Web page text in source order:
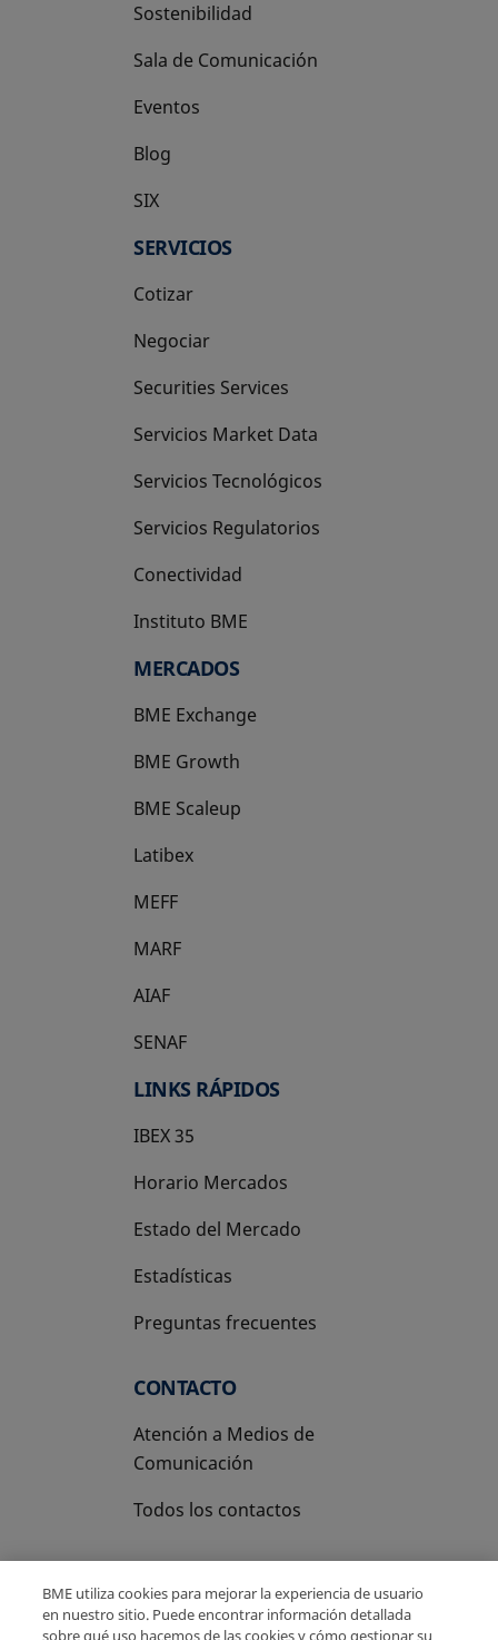
Sostenibilidad
Sala de Comunicación
Eventos
Blog
SIX
se abre en una pestaña nueva
SERVICIOS
Cotizar
Negociar
Securities Services
Servicios Market Data
Servicios Tecnológicos
Servicios Regulatorios
Conectividad
Instituto BME
se abre en una pestaña nueva
MERCADOS
BME Exchange
BME Growth
se abre en una pestaña nueva
BME Scaleup
se abre en una pestaña nueva
Latibex
se abre en una pestaña nueva
MEFF
se abre en una pestaña nueva
MARF
AIAF
SENAF
LINKS RÁPIDOS
IBEX 35
Horario Mercados
Estado del Mercado
Estadísticas
Preguntas frecuentes
CONTACTO
Atención a Medios de
Comunicación
Todos los contactos
BME utiliza cookies para mejorar la experiencia de usuario
en nuestro sitio. Puede encontrar información detallada
sobre qué uso hacemos de las cookies y cómo gestionar su